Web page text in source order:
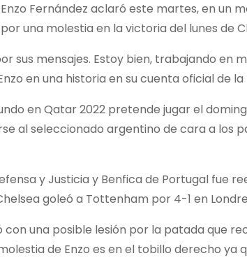
Fernández aclaró este martes, en un
una molestia en la victoria del lunes de
sus mensajes. Estoy bien, trabajando
en una historia en su cuenta oficial de
en Qatar 2022 pretende jugar el
al seleccionado argentino de cara a los
y Justicia y Benfica de Portugal fue
goleó a Tottenham por 4-1 en
con una posible lesión por la patada que
de Enzo es en el tobillo derecho ya